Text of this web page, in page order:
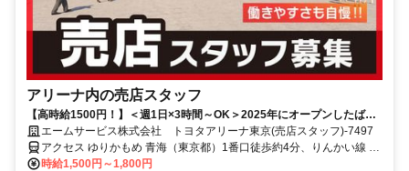
アリーナ内の売店スタッフ
【高時給1500円！】＜週1日×3時間～OK＞2025年にオープンしたばか
り！未経験者も大歓迎！
エームサービス株式会社 トヨタアリーナ東京(売店スタッフ)-7497
アクセス ゆりかもめ 青海（東京都）1番口徒歩約4分、りんかい線 東
京テレポートA口徒歩約8分、ゆりかもめ 東京ビッグサイト（ゆりか
時給1,500円～1,800円